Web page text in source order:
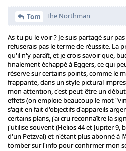
Tom The Northman
As-tu pu le voir ? Je suis partagé sur
refuserais pas le terme de réussite. La
qu'il n'y paraît, et je crois savoir que,
finalement échappé à Eggers, ce qui
réserve sur certains points, comme le
frappante, dans un style pictural
mon attention, c'est peut-être un
effets (on emploie beaucoup le mot
s'agit en fait d'objectifs d'appareils
certains plans, j'ai cru reconnaître la
j'utilise souvent (Helios 44 et Jupiter 9,
d'un Petzval) et n'étant plus abonné à
tomber sur l'info pour confirmer mon